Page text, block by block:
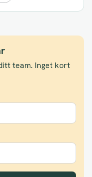
team. Inget kort